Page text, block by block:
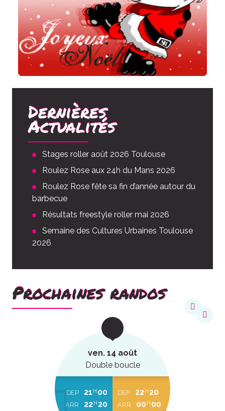
Dernières
Actualités
Stages roller août 2026 Toulouse
Roulez Rose aux 24h du Mans 2026
Roulez Rose fête sa fin d’année autour du
barbecue
Résultats freestyle roller mai 2026
Semaine des Cultures Urbaines Toulouse
2026
Prochaines randos
ven. 14 août
Double boucle
DEP 21 H 00
ARR 22 H 20
DEP 22 H 20
ARR 00 H 00